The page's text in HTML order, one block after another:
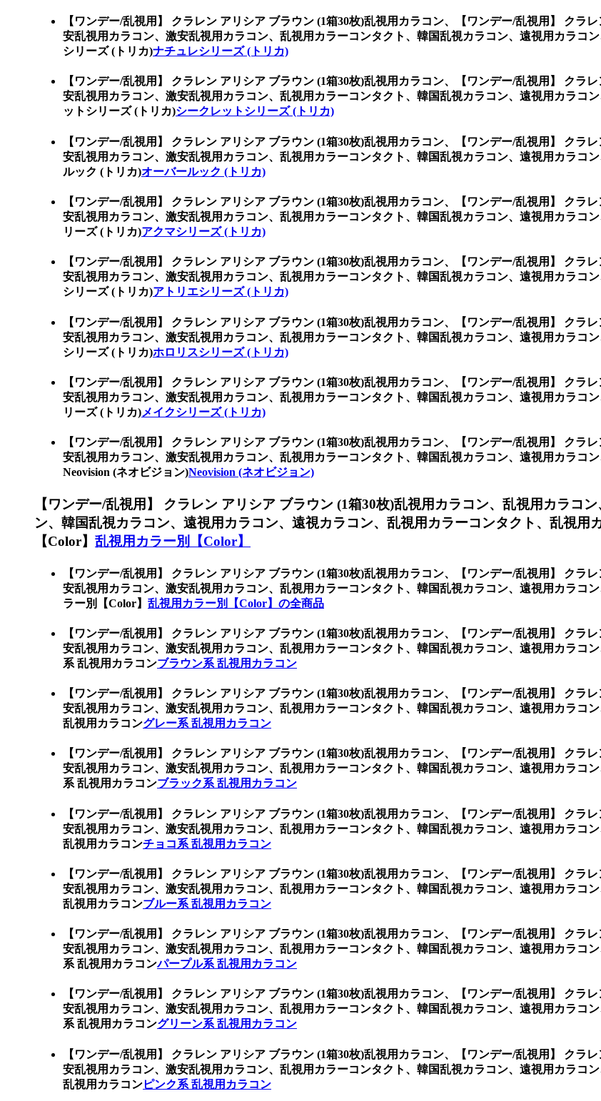
【ワンデー/乱視用】 クラレン アリシア ブラウン (1箱30枚)乱視用カラコン、
【ワンデー/乱視用】 クラ
安乱視用カラコン、激安乱視用カラコン、乱視用カラーコンタクト、韓国乱視カラコン、遠視用カラコ
シリーズ (トリカ)ナチュレシリーズ (トリカ)
【ワンデー/乱視用】 クラレン アリシア ブラウン (1箱30枚)乱視用カラコン、
【ワンデー/乱視用】 クラ
安乱視用カラコン、激安乱視用カラコン、乱視用カラーコンタクト、韓国乱視カラコン、遠視用カラコ
ットシリーズ (トリカ)シークレットシリーズ (トリカ)
【ワンデー/乱視用】 クラレン アリシア ブラウン (1箱30枚)乱視用カラコン、
【ワンデー/乱視用】 クラ
安乱視用カラコン、激安乱視用カラコン、乱視用カラーコンタクト、韓国乱視カラコン、遠視用カラコ
ルック (トリカ)オーバールック (トリカ)
【ワンデー/乱視用】 クラレン アリシア ブラウン (1箱30枚)乱視用カラコン、
【ワンデー/乱視用】 クラ
安乱視用カラコン、激安乱視用カラコン、乱視用カラーコンタクト、韓国乱視カラコン、遠視用カラコ
リーズ (トリカ)アクマシリーズ (トリカ)
【ワンデー/乱視用】 クラレン アリシア ブラウン (1箱30枚)乱視用カラコン、
【ワンデー/乱視用】 クラ
安乱視用カラコン、激安乱視用カラコン、乱視用カラーコンタクト、韓国乱視カラコン、遠視用カラコ
シリーズ (トリカ)アトリエシリーズ (トリカ)
【ワンデー/乱視用】 クラレン アリシア ブラウン (1箱30枚)乱視用カラコン、
【ワンデー/乱視用】 クラ
安乱視用カラコン、激安乱視用カラコン、乱視用カラーコンタクト、韓国乱視カラコン、遠視用カラコ
シリーズ (トリカ)ホロリスシリーズ (トリカ)
【ワンデー/乱視用】 クラレン アリシア ブラウン (1箱30枚)乱視用カラコン、
【ワンデー/乱視用】 クラ
安乱視用カラコン、激安乱視用カラコン、乱視用カラーコンタクト、韓国乱視カラコン、遠視用カラコ
リーズ (トリカ)メイクシリーズ (トリカ)
【ワンデー/乱視用】 クラレン アリシア ブラウン (1箱30枚)乱視用カラコン、
【ワンデー/乱視用】 クラ
安乱視用カラコン、激安乱視用カラコン、乱視用カラーコンタクト、韓国乱視カラコン、遠視用カラコ
Neovision (ネオビジョン)Neovision (ネオビジョン)
【ワンデー/乱視用】 クラレン アリシア ブラウン (1箱30枚)乱視用カラコン、 乱視用カラコ
ン、韓国乱視カラコン、遠視用カラコン、遠視カラコン、乱視用カラーコンタクト、乱視用
【Color】 乱視用カラー別【Color】
【ワンデー/乱視用】 クラレン アリシア ブラウン (1箱30枚)乱視用カラコン、
【ワンデー/乱視用】 クラ
安乱視用カラコン、激安乱視用カラコン、乱視用カラーコンタクト、韓国乱視カラコン、遠視用カラコ
ラー別【Color】 乱視用カラー別【Color】の全商品
【ワンデー/乱視用】 クラレン アリシア ブラウン (1箱30枚)乱視用カラコン、
【ワンデー/乱視用】 クラ
安乱視用カラコン、激安乱視用カラコン、乱視用カラーコンタクト、韓国乱視カラコン、遠視用カラコ
系 乱視用カラコンブラウン系 乱視用カラコン
【ワンデー/乱視用】 クラレン アリシア ブラウン (1箱30枚)乱視用カラコン、
【ワンデー/乱視用】 クラ
安乱視用カラコン、激安乱視用カラコン、乱視用カラーコンタクト、韓国乱視カラコン、遠視用カラコ
乱視用カラコングレー系 乱視用カラコン
【ワンデー/乱視用】 クラレン アリシア ブラウン (1箱30枚)乱視用カラコン、
【ワンデー/乱視用】 クラ
安乱視用カラコン、激安乱視用カラコン、乱視用カラーコンタクト、韓国乱視カラコン、遠視用カラコ
系 乱視用カラコンブラック系 乱視用カラコン
【ワンデー/乱視用】 クラレン アリシア ブラウン (1箱30枚)乱視用カラコン、
【ワンデー/乱視用】 クラ
安乱視用カラコン、激安乱視用カラコン、乱視用カラーコンタクト、韓国乱視カラコン、遠視用カラコ
乱視用カラコンチョコ系 乱視用カラコン
【ワンデー/乱視用】 クラレン アリシア ブラウン (1箱30枚)乱視用カラコン、
【ワンデー/乱視用】 クラ
安乱視用カラコン、激安乱視用カラコン、乱視用カラーコンタクト、韓国乱視カラコン、遠視用カラコ
乱視用カラコンブルー系 乱視用カラコン
【ワンデー/乱視用】 クラレン アリシア ブラウン (1箱30枚)乱視用カラコン、
【ワンデー/乱視用】 クラ
安乱視用カラコン、激安乱視用カラコン、乱視用カラーコンタクト、韓国乱視カラコン、遠視用カラコ
系 乱視用カラコンパープル系 乱視用カラコン
【ワンデー/乱視用】 クラレン アリシア ブラウン (1箱30枚)乱視用カラコン、
【ワンデー/乱視用】 クラ
安乱視用カラコン、激安乱視用カラコン、乱視用カラーコンタクト、韓国乱視カラコン、遠視用カラコ
系 乱視用カラコングリーン系 乱視用カラコン
【ワンデー/乱視用】 クラレン アリシア ブラウン (1箱30枚)乱視用カラコン、
【ワンデー/乱視用】 クラ
安乱視用カラコン、激安乱視用カラコン、乱視用カラーコンタクト、韓国乱視カラコン、遠視用カラコ
乱視用カラコンピンク系 乱視用カラコン